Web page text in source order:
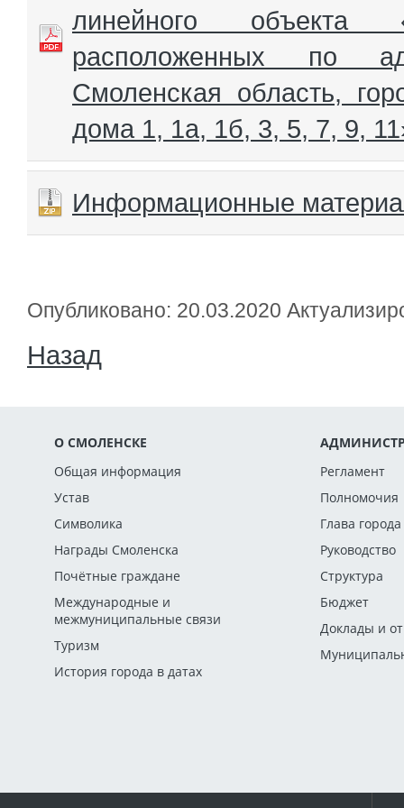
линейного объекта
расположенных по
Смоленская область,
дома 1, 1а, 1б, 3, 5, 7, 9,
Информационные
Опубликовано: 20.03.2020
Назад
О СМОЛЕНСКЕ
Общая информация
Устав
Символика
Награды Смоленска
Почётные граждане
Международные и
межмуниципальные связи
Туризм
История города в датах
Регламент
Полномочия
Глава города
Руководство
Структура
Бюджет
Доклады и